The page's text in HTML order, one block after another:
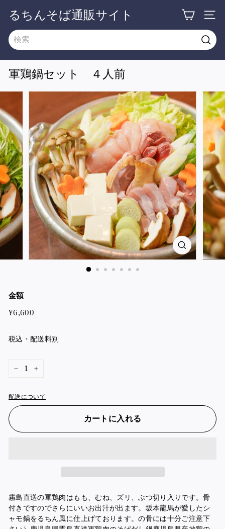
るちんそば通販サイト
軍鶏鍋セット ４人前
金額
¥6,600
税込・配送料別
配送について
カートに入れる
霧島直送の軍鶏肉はもも、むね、ズリ、ぶつ切り入りです。骨
付きですのでさらにいいお出汁が出ます。坂本龍馬が愛したシ
ャモ鍋をるちん風に仕上げております。の骨には十分ご注意下